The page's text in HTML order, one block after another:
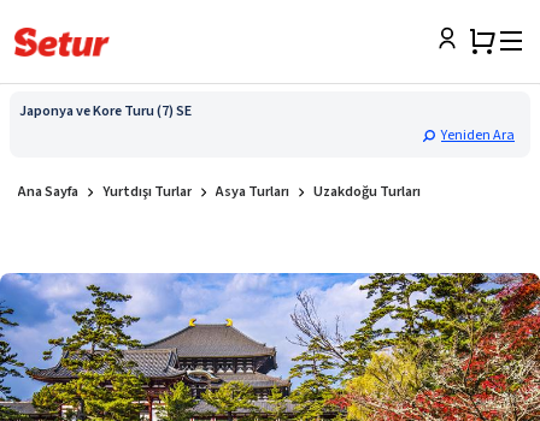
Japonya ve Kore Turu (7) SE
Yeniden Ara
Ana Sayfa Yurtdışı Turlar Asya Turları Uzakdoğu Turları